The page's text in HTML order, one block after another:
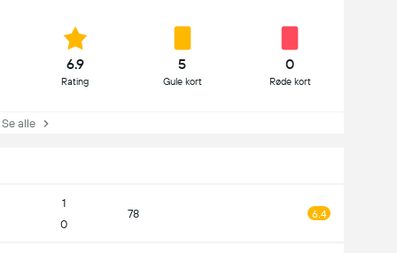
6.9
Rating
5
Gule kort
0
Røde kort
alle
1
0
78 6.4